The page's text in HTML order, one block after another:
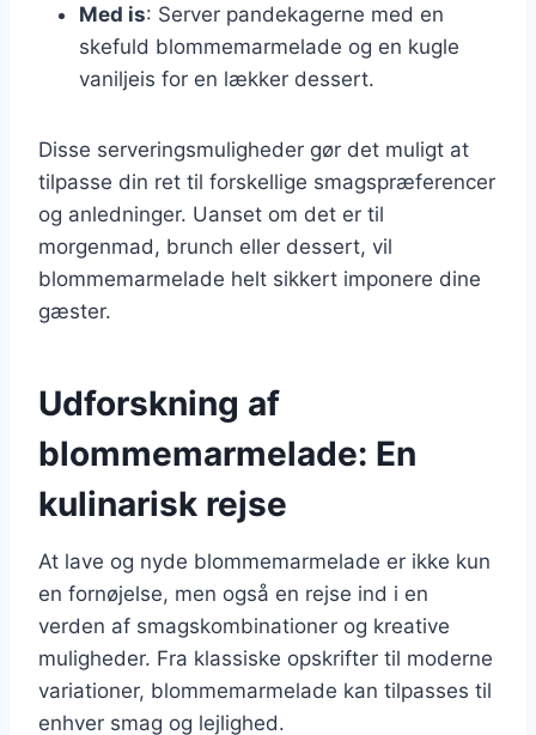
Med is: Server pandekagerne med en
skefuld blommemarmelade og en kugle
vaniljeis for en lækker dessert.
Disse serveringsmuligheder gør det muligt at
tilpasse din ret til forskellige smagspræferencer
og anledninger. Uanset om det er til
morgenmad, brunch eller dessert, vil
blommemarmelade helt sikkert imponere dine
gæster.
Udforskning af
blommemarmelade: En
kulinarisk rejse
At lave og nyde blommemarmelade er ikke kun
en fornøjelse, men også en rejse ind i en
verden af smagskombinationer og kreative
muligheder. Fra klassiske opskrifter til moderne
variationer, blommemarmelade kan tilpasses til
enhver smag og lejlighed.